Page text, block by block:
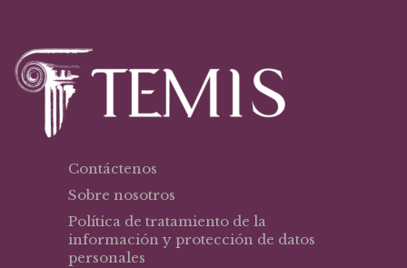
Contáctenos
Sobre nosotros
Política de tratamiento de la
información y protección de datos
personales